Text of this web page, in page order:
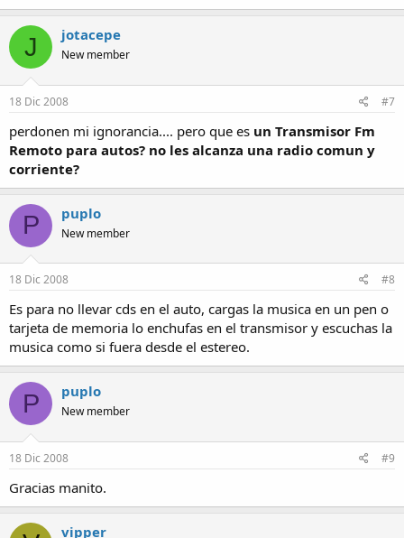
J jotacepe
New member
18 Dic 2008 #7
perdonen mi ignorancia.... pero que es un Transmisor Fm
Remoto para autos? no les alcanza una radio comun y
corriente?
P puplo
New member
18 Dic 2008 #8
Es para no llevar cds en el auto, cargas la musica en un pen o
tarjeta de memoria lo enchufas en el transmisor y escuchas la
musica como si fuera desde el estereo.
P puplo
New member
18 Dic 2008 #9
Gracias manito.
vipper